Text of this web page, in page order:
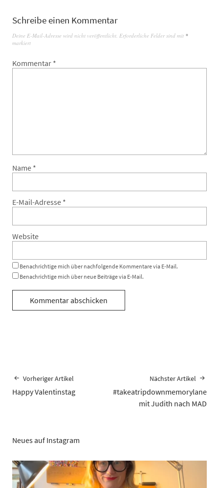
Schreibe einen Kommentar
Deine E-Mail-Adresse wird nicht veröffentlicht. Erforderliche Felder sind mit *
markiert
Kommentar *
Name *
E-Mail-Adresse *
Website
Benachrichtige mich über nachfolgende Kommentare via E-Mail.
Benachrichtige mich über neue Beiträge via E-Mail.
Vorheriger Artikel
Happy Valentinstag
Nächster Artikel
#takeatripdownmemorylane
mit Judith nach MAD
Neues auf Instagram